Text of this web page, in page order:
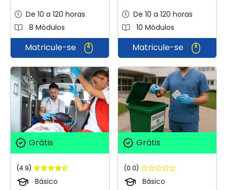
De 10 a 120 horas
8 Módulos
Matricule-se
De 10 a 120 horas
10 Módulos
Matricule-se
Grátis
(4.9)
Básico
Grátis
(0.0)
Básico